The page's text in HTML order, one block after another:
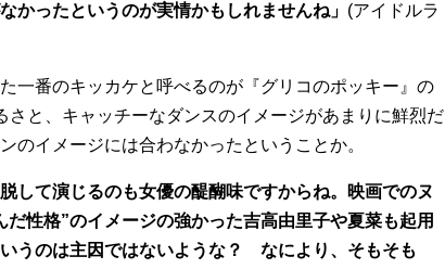
かったというのが実情かもしれませんね」 (アイドルラ
一番のキッカケと呼べるのが『グリコのポッキー』の
と、キャッチーなダンスのイメージがあまりに鮮烈だ
のイメージには合わなかったということか。
して演じるのも女優の醍醐味ですからね。映画でのヌ
性格”のイメージの強かった吉高由里子や夏菜も起用
うのは主因ではないような？ なにより、そもそも